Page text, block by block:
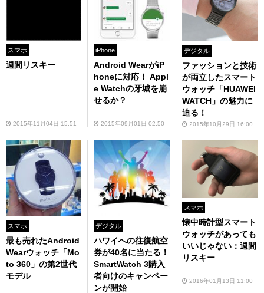
スマホ
週間リスキー
2015年11月04日 15:51
iPhone
Android WearがiP
honeに対応！ Appl
e Watchの牙城を崩
せるか？
2015年09月01日 02:50
デジタル
ファッションと技術
が両立したスマート
ウォッチ「HUAWEI
WATCH」の魅力に
迫る！
2015年10月29日 16:00
スマホ
最も売れたAndroid
Wearウォッチ「Mo
to 360」の第2世代
モデル
デジタル
ハワイへの往復航空
券が40名に当たる！
SmartWatch 3購入
者向けのキャンペー
ンが開始
スマホ
懐中時計型スマート
ウォッチがあっても
いいじゃない：週間
リスキー
2016年01月13日 11:00